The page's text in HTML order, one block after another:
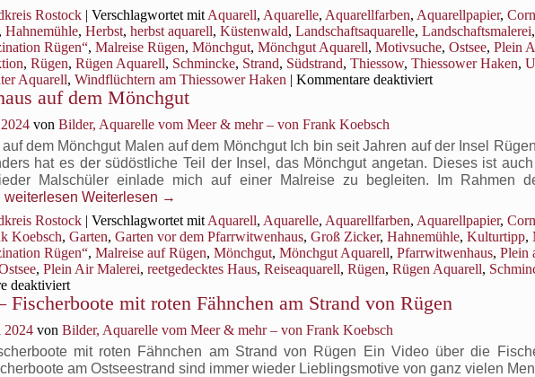
Haken
Rostock | Verschlagwortet mit Aquarell, Aquarelle, Aquarellfarben, Aquarellpapier,
, Hahnemühle, Herbst, herbst aquarell, Küstenwald, Landschaftsaquarelle, Landschaftsmalerei,
Rügen“, Malreise Rügen, Mönchgut, Mönchgut Aquarell, Motivsuche, Ostsee, Plein
, Rügen, Rügen Aquarell, Schmincke, Strand, Südstrand, Thiessow, Thiessower Haken,
Aquarell, Windflüchtern am Thiessower Haken | Kommentare deaktiviertfür
am
Thiessower
Haken
auf dem Mönchgut
von Bilder, Aquarelle vom Meer & mehr – von Frank Koebsch
dem Mönchgut Malen auf dem Mönchgut Ich bin seit Jahren auf der Insel
hat es der südöstliche Teil der Insel, das Mönchgut angetan. Dieses ist
Malschüler einlade mich auf einer Malreise zu begleiten. Im Rahmen
Das
Pfarrwitwenhaus
auf
dem Mönchgut
weiterlesen Weiterlesen →
Rostock | Verschlagwortet mit Aquarell, Aquarelle, Aquarellfarben, Aquarellpapier,
Koebsch, Garten, Garten vor dem Pfarrwitwenhaus, Groß Zicker, Hahnemühle, Kulturtipp,
Rügen“, Malreise auf Rügen, Mönchgut, Mönchgut Aquarell, Pfarrwitwenhaus, Plein
, Plein Air Malerei, reetgedecktes Haus, Reiseaquarell, Rügen, Rügen Aquarell,
deaktiviertfür
Das
auf
dem
Mönchgut
mit roten Fähnchen am Strand von Rügen
2024 von Bilder, Aquarelle vom Meer & mehr – von Frank Koebsch
mit roten Fähnchen am Strand von Rügen Ein Video über die
am Ostseestrand sind immer wieder Lieblingsmotive von ganz vielen